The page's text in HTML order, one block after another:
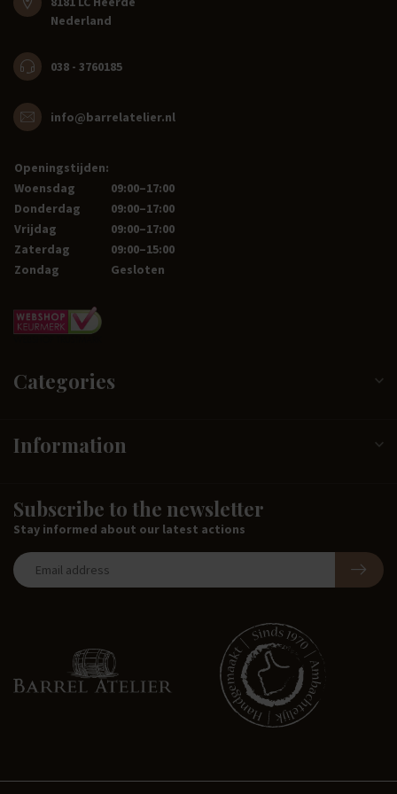
Nederland
038 - 3760185
info@barrelatelier.nl
Openingstijden:
Woensdag
09:00–17:00
Donderdag
09:00–17:00
Vrijdag
09:00–17:00
Zaterdag
09:00–15:00
Zondag
Gesloten
Categories
Information
Subscribe to the newsletter
Stay informed about our latest actions